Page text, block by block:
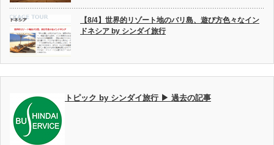
【8/4】世界的リゾート地のバリ島、遊び方色々なイン
ドネシア by シンダイ旅行
トピック by シンダイ旅行 ▶ 過去の記事